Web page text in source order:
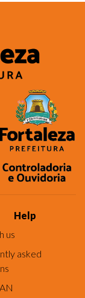
Help
us
asked